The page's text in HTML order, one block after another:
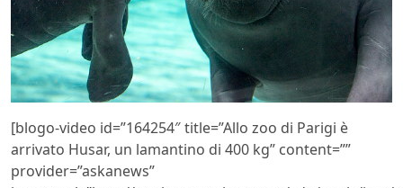
[blogo-video id=”164254″ title=”Allo zoo di Parigi è
arrivato Husar, un lamantino di 400 kg” content=””
provider=”askanews”